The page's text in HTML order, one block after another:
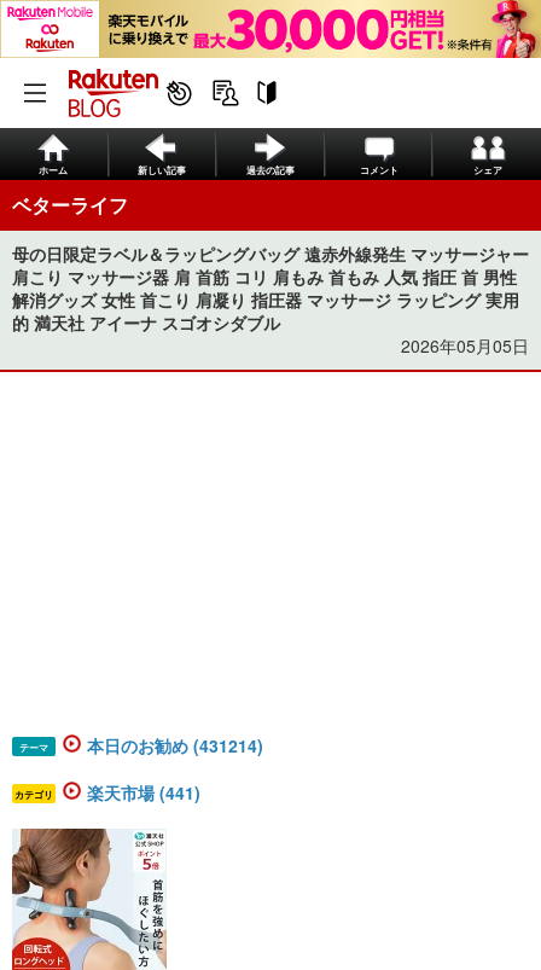
ホーム 新しい記事 過去の記事 コメント シェア
ベターライフ
母の日限定ラベル＆ラッピングバッグ 遠赤外線発生 マッサージャー
肩こり マッサージ器 肩 首筋 コリ 肩もみ 首もみ 人気 指圧 首 男性
解消グッズ 女性 首こり 肩凝り 指圧器 マッサージ ラッピング 実用
的 満天社 アイーナ スゴオシダブル
2026年05月05日
テーマ 本日のお勧め (431214)
カテゴリ 楽天市場 (441)